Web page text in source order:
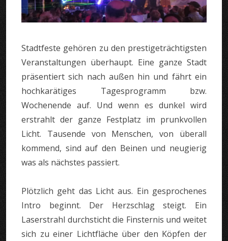
Stadtfeste gehören zu den prestigeträchtigsten
Veranstaltungen überhaupt. Eine ganze Stadt
präsentiert sich nach außen hin und fährt ein
hochkarätiges Tagesprogramm bzw.
Wochenende auf. Und wenn es dunkel wird
erstrahlt der ganze Festplatz im prunkvollen
Licht. Tausende von Menschen, von überall
kommend, sind auf den Beinen und neugierig
was als nächstes passiert.
Plötzlich geht das Licht aus. Ein gesprochenes
Intro beginnt. Der Herzschlag steigt. Ein
Laserstrahl durchsticht die Finsternis und weitet
sich zu einer Lichtfläche über den Köpfen der